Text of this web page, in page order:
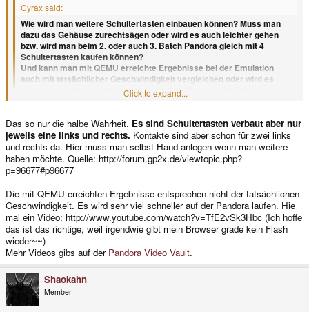
Cyrax said:
Wie wird man weitere Schultertasten einbauen können? Muss man
dazu das Gehäuse zurechtsägen oder wird es auch leichter gehen
bzw. wird man beim 2. oder auch 3. Batch Pandora gleich mit 4
Schultertasten kaufen können?
Und kann man mit QEMU erreichte Ergebnisse bei der Emulation
auch mit tatsächlicher Geschwindigkeit vergleichen oder wird es
schneller/langsamer wenn man dann das alles auf der Pandora
ausführt?
Click to expand...
Am Pandora-Mainboard sind bereits Kontakte für zusätzliche Schultertasten
angebracht, damit es für Casemodder möglichst einfach ist jene
einzubauen.
Das Gerät mit bereits integrierten Schultertasten auszuliefern ist erstmal
nicht in Planung.
...mal abgesehen davon wüsste ich nicht wo man bei einem Handheld
einen kompfortablen Platz für doe Tasten findet (deswegen wurden sie
AFAIK auch weggelassen)
Click to expand...
Das so nur die halbe Wahrheit. Es sind Schultertasten verbaut aber nur
jeweils eine links und rechts. Kontakte sind aber schon für zwei links
und rechts da. Hier muss man selbst Hand anlegen wenn man weitere
haben möchte. Quelle: http://forum.gp2x.de/viewtopic.php?
p=96677#p96677
Die mit QEMU erreichten Ergebnisse entsprechen nicht der tatsächlichen
Geschwindigkeit. Es wird sehr viel schneller auf der Pandora laufen. Hie
mal ein Video: http://www.youtube.com/watch?v=TfE2vSk3Hbc (Ich hoffe
das ist das richtige, weil irgendwie gibt mein Browser grade kein Flash
wieder~~)
Mehr Videos gibs auf der Pandora Video Vault.
Shaokahn
Member